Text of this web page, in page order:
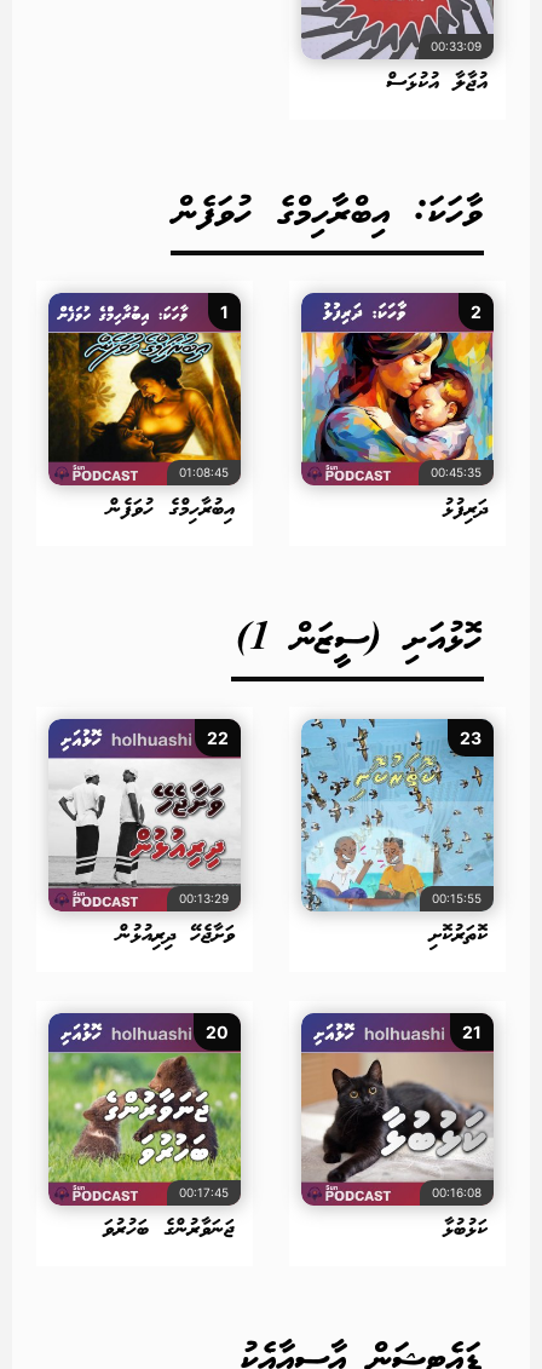
00:33:09
އުޖާލާ އުކުޅަސް
ވާހަކަ: އިބްރާހިމްގެ ހުވަފެން
2
00:45:35
ދަރިފުޅު
1
01:08:45
އިބުރާހިމްގެ ހުވަފެން
ހޮޅުއަށި (ސީޒަން 1)
23
00:15:55
ކޮތަރުކޮށި
22
00:13:29
ވަށާޖެހޭ ދިރިއުޅުން
21
00:16:08
ކަޅުބުޅާ
20
00:17:45
ޖަނަވާރުންގެ ބަހުރުވަ